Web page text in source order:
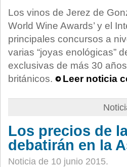
Los vinos de Jerez de
World Wine Awards’ y el
principales concursos a
varias “joyas enológicas”
exclusivas de más 30
británicos.
Leer noticia
Los precios de
debatirán en la
Noticia de 10 junio 2015.